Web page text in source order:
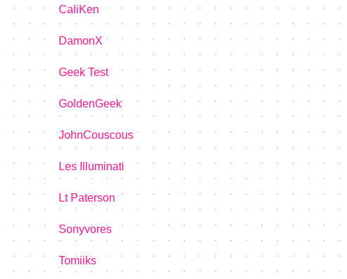
CaliKen
DamonX
Geek Test
GoldenGeek
JohnCouscous
Les Illuminati
Lt Paterson
Sonyvores
Tomiiks